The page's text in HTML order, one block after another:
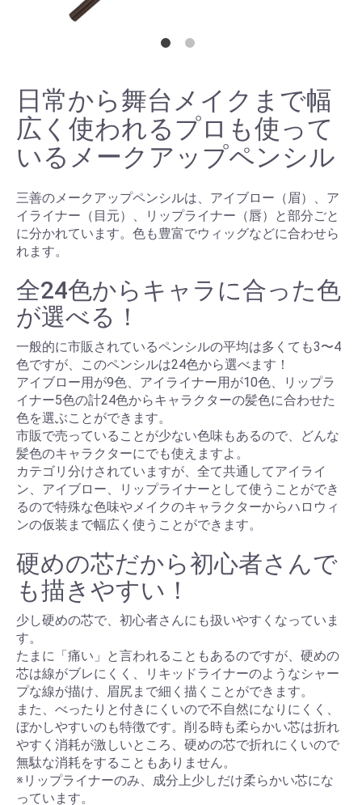
日常から舞台メイクまで幅
広く使われるプロも使って
いるメークアップペンシル
三善のメークアップペンシルは、アイブロー（眉）、ア
イライナー（目元）、リップライナー（唇）と部分ごと
に分かれています。色も豊富でウィッグなどに合わせら
れます。
全24色からキャラに合った色
が選べる！
一般的に市販されているペンシルの平均は多くても3〜4
色ですが、このペンシルは24色から選べます！
アイブロー用が9色、アイライナー用が10色、リップラ
イナー5色の計24色からキャラクターの髪色に合わせた
色を選ぶことができます。
市販で売っていることが少ない色味もあるので、どんな
髪色のキャラクターにでも使えますよ。
カテゴリ分けされていますが、全て共通してアイライ
ン、アイブロー、リップライナーとして使うことができ
るので特殊な色味やメイクのキャラクターからハロウィ
ンの仮装まで幅広く使うことができます。
硬めの芯だから初心者さんで
も描きやすい！
少し硬めの芯で、初心者さんにも扱いやすくなっていま
す。
たまに「痛い」と言われることもあるのですが、硬めの
芯は線がブレにくく、リキッドライナーのようなシャー
プな線が描け、眉尻まで細く描くことができます。
また、べったりと付きにくいので不自然になりにくく、
ぼかしやすいのも特徴です。削る時も柔らかい芯は折れ
やすく消耗が激しいところ、硬めの芯で折れにくいので
無駄な消耗をすることもありません。
※リップライナーのみ、成分上少しだけ柔らかい芯にな
っています。